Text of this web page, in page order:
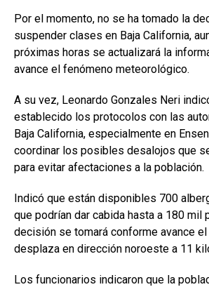
Por el momento, no se ha tomado la
suspender clases en Baja California,
próximas horas se actualizará la
avance el fenómeno meteorológico.
A su vez, Leonardo Gonzales Neri
establecido los protocolos con las
Baja California, especialmente en
coordinar los posibles desalojos que
para evitar afectaciones a la población.
Indicó que están disponibles 700
que podrían dar cabida hasta a 180 mil
decisión se tomará conforme avance
desplaza en dirección noroeste a 11
Los funcionarios indicaron que la